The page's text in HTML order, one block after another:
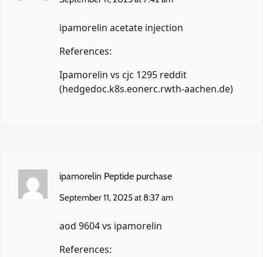
ipamorelin acetate injection
References:
Ipamorelin vs cjc 1295 reddit
(hedgedoc.k8s.eonerc.rwth-aachen.de)
ipamorelin Peptide purchase
September 11, 2025 at 8:37 am
aod 9604 vs ipamorelin
References: